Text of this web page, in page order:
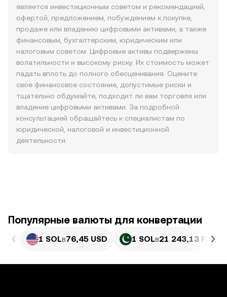
является инвестиционным советом и рекомендацией,
офертой, предложением, побуждением к покупке,
продаже или владению цифровыми активами, а также
финансовым, бухгалтерским, юридическим или
налоговым советом. Цифровые активы подвержены
волатильности и высокому риску. Их стоимость может
падать вплоть до полного обесценивания. Оцените
свое финансовое состояние, допустимые риски и
тщательно обдумайте, подходит ли вам торговля или
владение цифровыми активами. За подробной
консультацией обращайтесь к специалистам по
юридической, налоговой и инвестиционной
деятельности.
Популярные валюты для конвертации
1 SOLв76,45 USD 1 SOLв21 243,13 PKR